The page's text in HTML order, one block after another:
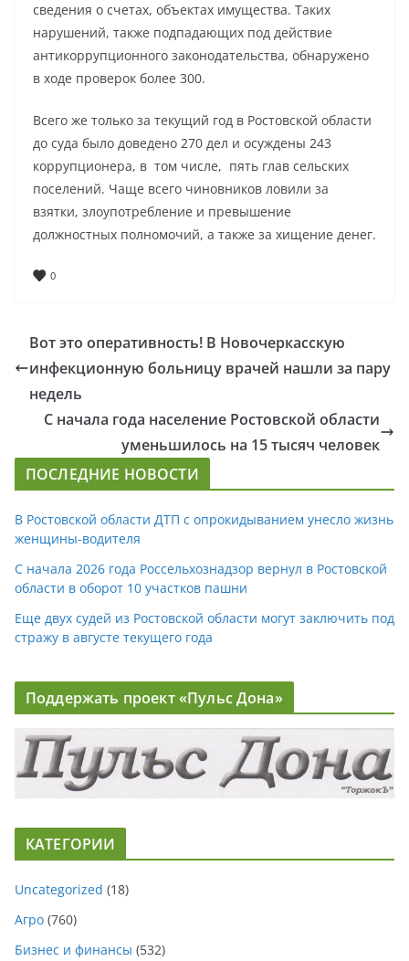
сведения о счетах, объектах имущества. Таких
нарушений, также подпадающих под действие
антикоррупционного законодательства, обнаружено
в ходе проверок более 300.
Всего же только за текущий год в Ростовской области
до суда было доведено 270 дел и осуждены 243
коррупционера, в том числе, пять глав сельских
поселений. Чаще всего чиновников ловили за
взятки, злоупотребление и превышение
должностных полномочий, а также за хищение денег.
0
Вот это оперативность! В Новочеркасскую
инфекционную больницу врачей нашли за пару
недель
С начала года население Ростовской области
уменьшилось на 15 тысяч человек
ПОСЛЕДНИЕ НОВОСТИ
В Ростовской области ДТП с опрокидыванием унесло жизнь
женщины-водителя
С начала 2026 года Россельхознадзор вернул в Ростовской
области в оборот 10 участков пашни
Еще двух судей из Ростовской области могут заключить под
стражу в августе текущего года
Поддержать проект «Пульс Дона»
КАТЕГОРИИ
Uncategorized (18)
Агро (760)
Бизнес и финансы (532)